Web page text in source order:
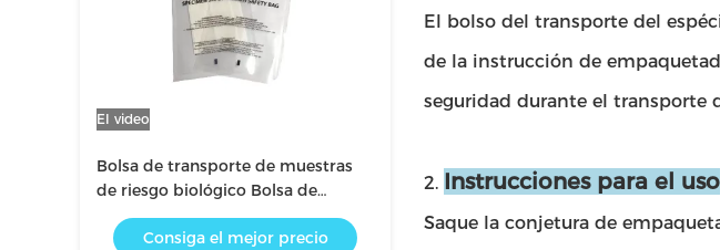
El video
Bolsa de transporte de muestras
de riesgo biológico Bolsa de
laboratorio de muestras
Consiga el mejor precio
El bolso del transporte del
de la instrucción de
seguridad durante el transporte
2. Instrucciones para el uso
Saque la conjetura de